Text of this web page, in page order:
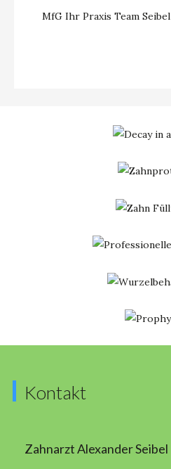
MfG Ihr Praxis Team Seibel
Kontakt
Zahnarzt Alexander Seibel